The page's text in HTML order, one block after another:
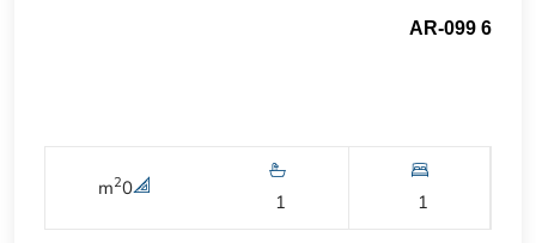
AR-099 6
1
1
0
m2